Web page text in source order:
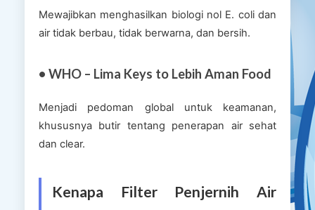
Mewajibkan menghasilkan biologi nol E. coli dan
air tidak berbau, tidak berwarna, dan bersih.
• WHO – Lima Keys to Lebih Aman Food
Menjadi pedoman global untuk keamanan,
khususnya butir tentang penerapan air sehat
dan clear.
Kenapa Filter Penjernih Air